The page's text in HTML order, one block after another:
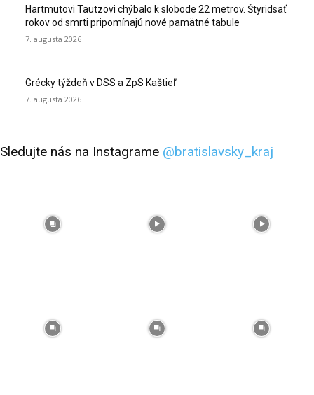
Hartmutovi Tautzovi chýbalo k slobode 22 metrov. Štyridsať
rokov od smrti pripomínajú nové pamätné tabule
7. augusta 2026
Grécky týždeň v DSS a ZpS Kaštieľ
7. augusta 2026
Sledujte nás na Instagrame @bratislavsky_kraj